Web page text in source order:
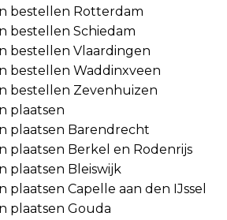
bestellen Rotterdam
bestellen Schiedam
bestellen Vlaardingen
bestellen Waddinxveen
bestellen Zevenhuizen
plaatsen
plaatsen Barendrecht
plaatsen Berkel en Rodenrijs
plaatsen Bleiswijk
plaatsen Capelle aan den IJssel
plaatsen Gouda